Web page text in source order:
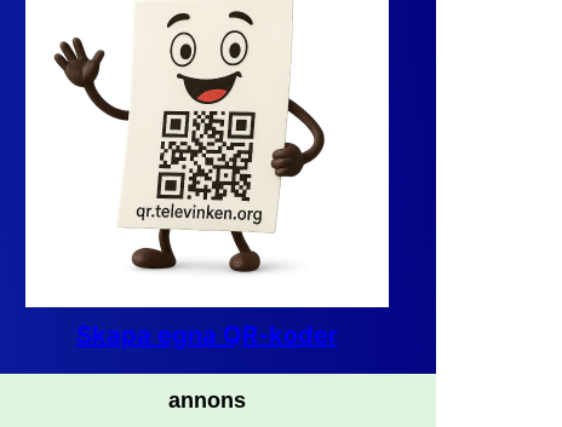
Skapa egna QR-koder
annons